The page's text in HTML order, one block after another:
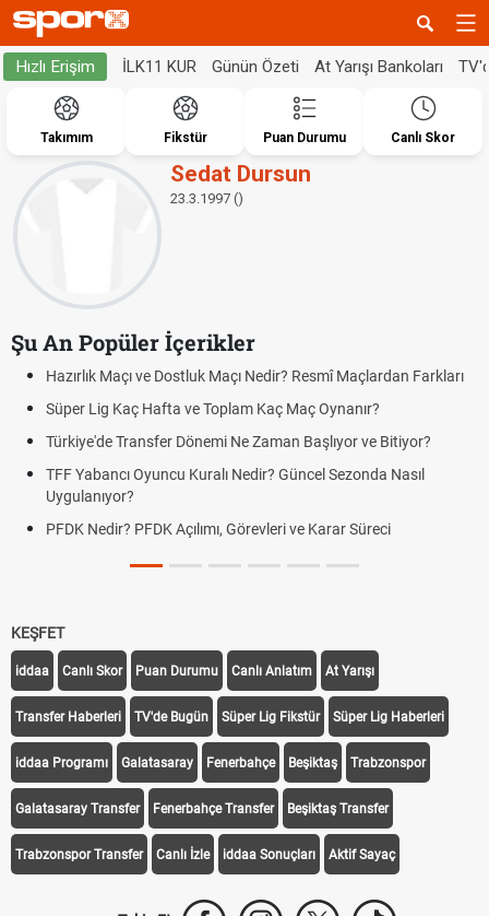
Hızlı Erişim İLK11 KUR Günün Özeti At Yarışı Bankoları
Takımım Fikstür Puan Durumu Canlı Skor
Sedat Dursun
23.3.1997 ()
Şu An Popüler İçerikler
Hazırlık Maçı ve Dostluk Maçı Nedir? Resmî Maçlardan Farkları
Süper Lig Kaç Hafta ve Toplam Kaç Maç Oynanır?
Türkiye'de Transfer Dönemi Ne Zaman Başlıyor ve Bitiyor?
TFF Yabancı Oyuncu Kuralı Nedir? Güncel Sezonda Nasıl
Uygulanıyor?
PFDK Nedir? PFDK Açılımı, Görevleri ve Karar Süreci
KEŞFET
iddaa Canlı Skor Puan Durumu Canlı Anlatım At Yarışı
Transfer Haberleri TV'de Bugün Süper Lig Fikstür Süper Lig Haberleri
iddaa Programı Galatasaray Fenerbahçe Beşiktaş Trabzonspor
Galatasaray Transfer Fenerbahçe Transfer Beşiktaş Transfer
Trabzonspor Transfer Canlı İzle iddaa Sonuçları Aktif Sayaç